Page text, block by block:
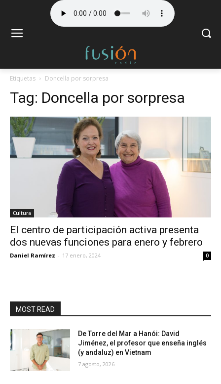
Etiquetas Doncella por sorpresa
Tag: Doncella por sorpresa
Cultura
El centro de participación activa presenta
dos nuevas funciones para enero y febrero
Daniel Ramírez - 17 enero, 2024 0
MOST READ
De Torre del Mar a Hanói: David
Jiménez, el profesor que enseña inglés
(y andaluz) en Vietnam
7 agosto, 2026